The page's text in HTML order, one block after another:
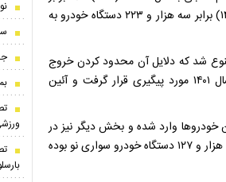
رشد داشته است. واردات خودرو سواری در بازه زمانی مشابه سال قبل (اول شهریور تا ۱۵ دی ۱۴۰۲) برابر سه هزار و ۲۲۳ دستگاه خودرو به
به طور کامل ممنوع شد که دلایل آن محدود کردن خروج
ارز، حمایت از تولیدات داخلی و افزایش اشتغال بود. پس از چهار سال ممنوعیت، از بهمن سال ۱۴۰۱ مورد پیگیری قرار گرفت و آئین
خودرو‌ها وارد شده و بخش دیگر نیز در
مسیر واردات هستند. مجموع خودرو‌های وارد شده به کشور از ابتدای امسال تا پایان آذر ماه، ۳۵ هزار و ۱۲۷ دستگاه خودرو سواری نو بوده